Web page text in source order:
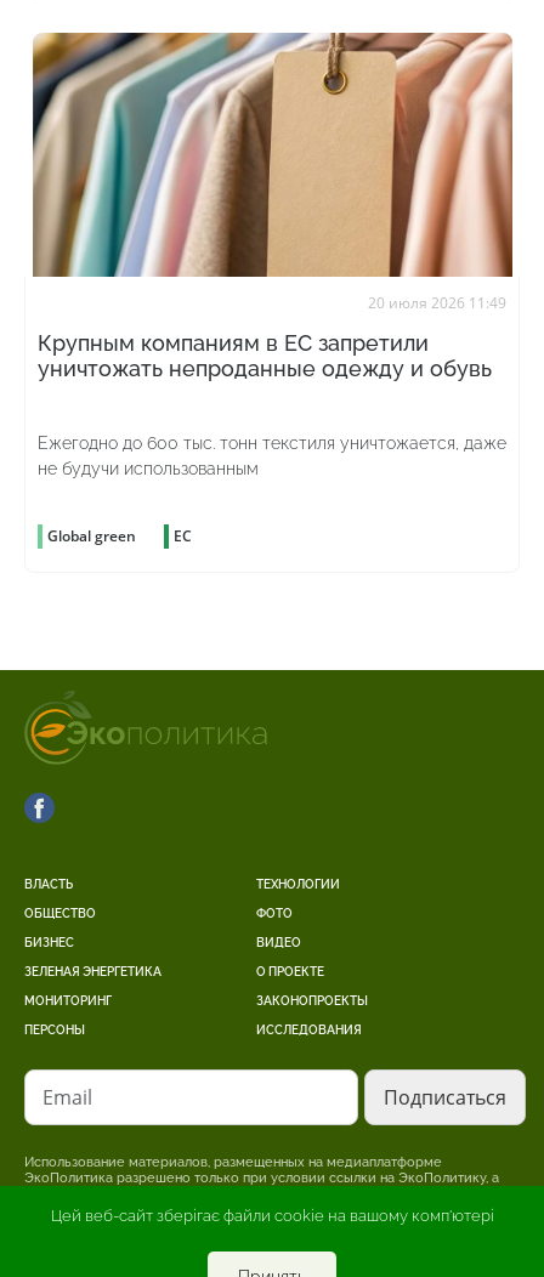
Цей веб-сайт зберігає файли cookie на вашому комп'ютері
20 июля 2026 11:49
Крупным компаниям в ЕС запретили
уничтожать непроданные одежду и обувь
Ежегодно до 600 тыс. тонн текстиля уничтожается, даже
не будучи использованным
Global green ЕС
ВЛАСТЬ
ОБЩЕСТВО
БИЗНЕС
ЗЕЛЕНАЯ ЭНЕРГЕТИКА
МОНИТОРИНГ
ПЕРСОНЫ
ТЕХНОЛОГИИ
ФОТО
ВИДЕО
О ПРОЕКТЕ
ЗАКОНОПРОЕКТЫ
ИССЛЕДОВАНИЯ
Email
Использование материалов, размещенных на медиаплатформе
ЭкоПолитика разрешено только при условии ссылки на ЭкоПолитику, а
систем, гиперссылки на страницу, где размещен оригинальный материал.
материале. За достоверность информации, опубликованной в рекламных
материалах, несет ответственность рекламодатель.